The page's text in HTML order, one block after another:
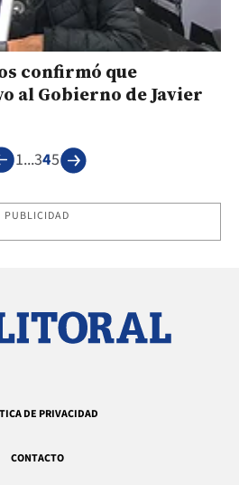
confirmó que
al Gobierno de Javier
1...345
PUBLICIDAD
DE PRIVACIDAD
CONTACTO